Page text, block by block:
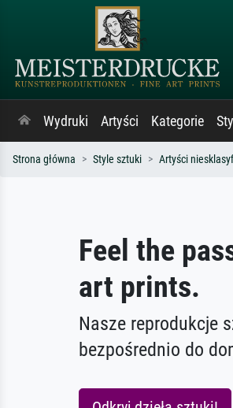
Wydruki Artyści Kategorie
Strona główna Style sztuki Artyści
Feel the
art prints.
Nasze reprodukcje
bezpośrednio do